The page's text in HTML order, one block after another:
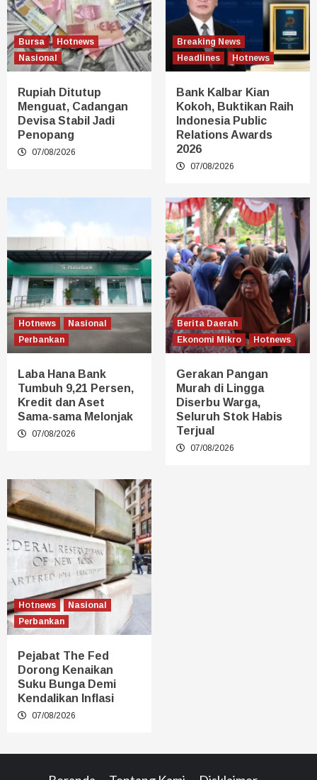
Bursa
Hotnews
Nasional
Rupiah Ditutup
Menguat, Cadangan
Devisa Stabil Jadi
Penopang
07/08/2026
Breaking News
Headlines
Hotnews
Bank Kalbar Kian
Kokoh, Buktikan Raih
Indonesia Public
Relations Awards
2026
07/08/2026
Hotnews
Nasional
Perbankan
Laba Hana Bank
Tumbuh 9,21 Persen,
Kredit dan Aset
Sama-sama Melonjak
07/08/2026
Berita Daerah
Ekonomi Mikro
Hotnews
Gerakan Pangan
Murah di Lingga
Diserbu Warga,
Seluruh Stok Habis
Terjual
07/08/2026
Hotnews
Nasional
Perbankan
Pejabat The Fed
Dorong Kenaikan
Suku Bunga Demi
Kendalikan Inflasi
07/08/2026